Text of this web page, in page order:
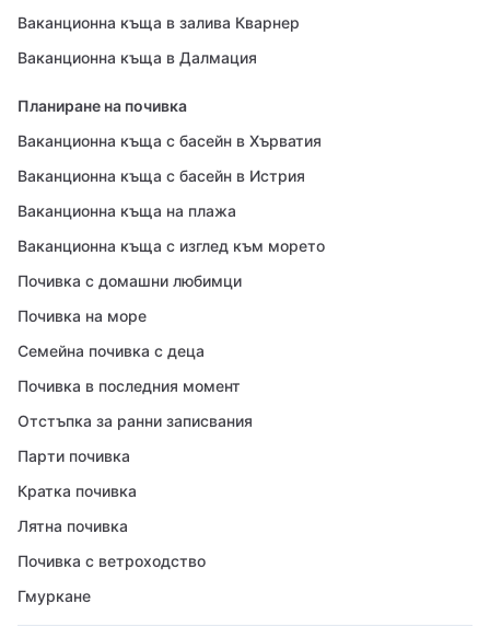
Ваканционна къща в залива Кварнер
Ваканционна къща в Далмация
Планиране на почивка
Ваканционна къща с басейн в Хърватия
Ваканционна къща с басейн в Истрия
Ваканционна къща на плажа
Ваканционна къща с изглед към морето
Почивка с домашни любимци
Почивка на море
Семейна почивка с деца
Почивка в последния момент
Отстъпка за ранни записвания
Парти почивка
Кратка почивка
Лятна почивка
Почивка с ветроходство
Гмуркане